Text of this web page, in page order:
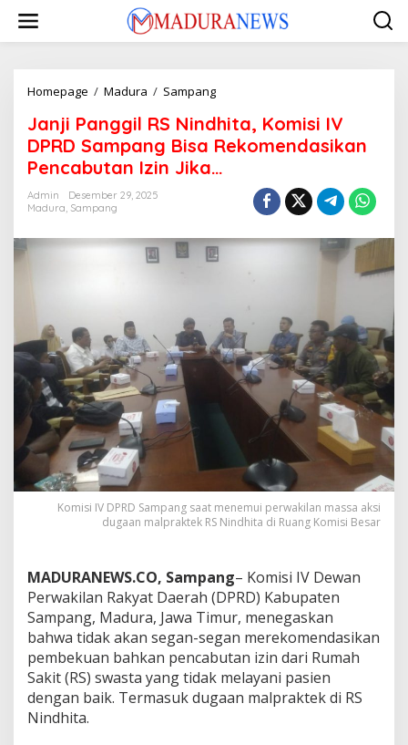
konten
Homepage / Madura / SampangJanji
RS
Nindhita,
Komisi
IV
Sampang
Rekomendasikan
Pencabutan
Janji Panggil RS Nindhita, Komisi IV
DPRD Sampang Bisa Rekomendasikan
Pencabutan Izin Jika…
Admin
Desember 29, 2025
Madura, Sampang
Komisi IV DPRD Sampang saat menemui perwakilan massa aksi
dugaan malpraktek RS Nindhita di Ruang Komisi Besar
MADURANEWS.CO, Sampang– Komisi IV Dewan
Perwakilan Rakyat Daerah (DPRD) Kabupaten
Sampang, Madura, Jawa Timur, menegaskan
bahwa tidak akan segan-segan merekomendasikan
pembekuan bahkan pencabutan izin dari Rumah
Sakit (RS) swasta yang tidak melayani pasien
dengan baik. Termasuk dugaan malpraktek di RS
Nindhita.